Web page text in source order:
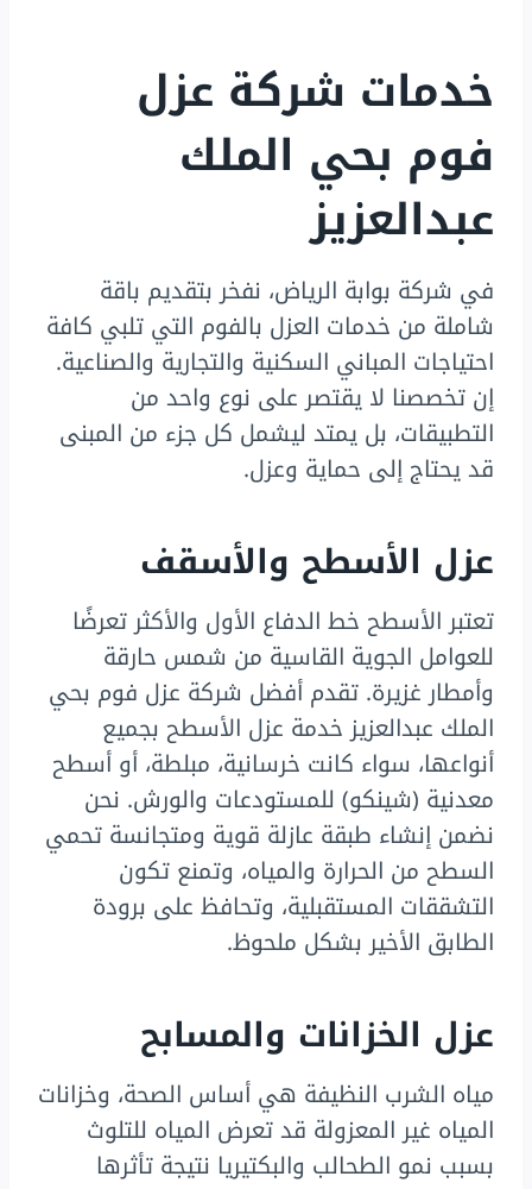
خدمات شركة عزل
فوم بحي الملك
عبدالعزيز
في شركة بوابة الرياض، نفخر بتقديم باقة
شاملة من خدمات العزل بالفوم التي تلبي كافة
احتياجات المباني السكنية والتجارية والصناعية.
إن تخصصنا لا يقتصر على نوع واحد من
التطبيقات، بل يمتد ليشمل كل جزء من المبنى
قد يحتاج إلى حماية وعزل.
عزل الأسطح والأسقف
تعتبر الأسطح خط الدفاع الأول والأكثر تعرضًا
للعوامل الجوية القاسية من شمس حارقة
وأمطار غزيرة. تقدم أفضل شركة عزل فوم بحي
الملك عبدالعزيز خدمة عزل الأسطح بجميع
أنواعها، سواء كانت خرسانية، مبلطة، أو أسطح
معدنية (شينكو) للمستودعات والورش. نحن
نضمن إنشاء طبقة عازلة قوية ومتجانسة تحمي
السطح من الحرارة والمياه، وتمنع تكون
التشققات المستقبلية، وتحافظ على برودة
الطابق الأخير بشكل ملحوظ.
عزل الخزانات والمسابح
مياه الشرب النظيفة هي أساس الصحة، وخزانات
المياه غير المعزولة قد تعرض المياه للتلوث
بسبب نمو الطحالب والبكتيريا نتيجة تأثرها